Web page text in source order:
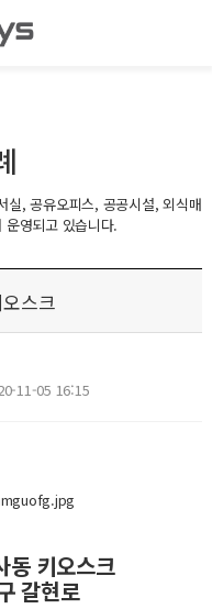
실, 공유오피스, 공공시설, 외식매
영되고 있습니다.
스크
11-05 16:15
동 키오스크
갈현로